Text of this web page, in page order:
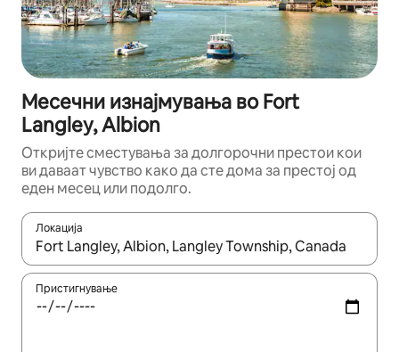
Месечни изнајмувања во Fort
Langley, Albion
Откријте сместувања за долгорочни престои кои
ви даваат чувство како да сте дома за престој од
еден месец или подолго.
Локација
Кога резултатите се достапни, движете се со копчињата
Пристигнување